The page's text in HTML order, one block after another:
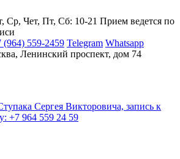
Ср, Чет, Пт, Сб: 10-21 Прием ведется по
(964) 559-2459 Telegram Whatsapp
Ленинский проспект, дом 74